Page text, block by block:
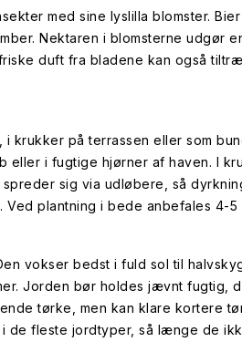
med sine lyslilla blomster.
Nektaren i blomsterne udgør
duft fra bladene kan også
krukker på terrassen eller som
eller i fugtige hjørner af haven. I
sig via udløbere, så
plantning i bede anbefales 4-5
vokser bedst i fuld sol til
Jorden bør holdes jævnt fugtig,
tørke, men kan klare kortere
de fleste jordtyper, så længe de